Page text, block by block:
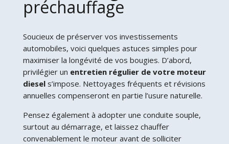
préchauffage
Soucieux de préserver vos investissements
automobiles, voici quelques astuces simples pour
maximiser la longévité de vos bougies. D’abord,
privilégier un entretien régulier de votre moteur
diesels’impose. Nettoyages fréquents et révisions
annuelles compenseront en partie l’usure naturelle.
Pensez également à adopter une conduite souple,
surtout au démarrage, et laissez chauffer
convenablement le moteur avant de solliciter